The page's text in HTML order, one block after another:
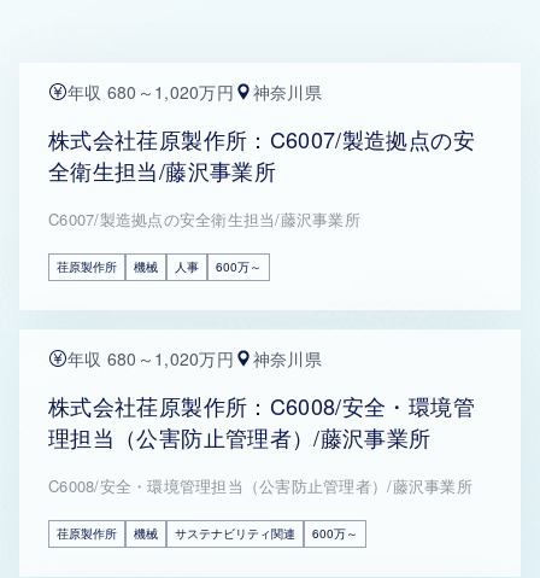
年収 680～1,020万円 神奈川県
株式会社荏原製作所：C6007/製造拠点の安
全衛生担当/藤沢事業所
C6007/製造拠点の安全衛生担当/藤沢事業所
荏原製作所 機械 人事 600万～
年収 680～1,020万円 神奈川県
株式会社荏原製作所：C6008/安全・環境管
理担当（公害防止管理者）/藤沢事業所
C6008/安全・環境管理担当（公害防止管理者）/藤沢事業所
荏原製作所 機械 サステナビリティ関連 600万～